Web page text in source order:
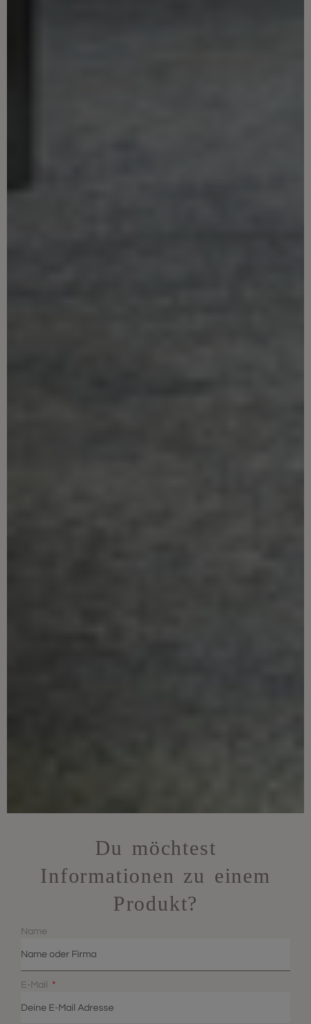
Du möchtest
Informationen zu einem
Produkt?
Name
E-Mail